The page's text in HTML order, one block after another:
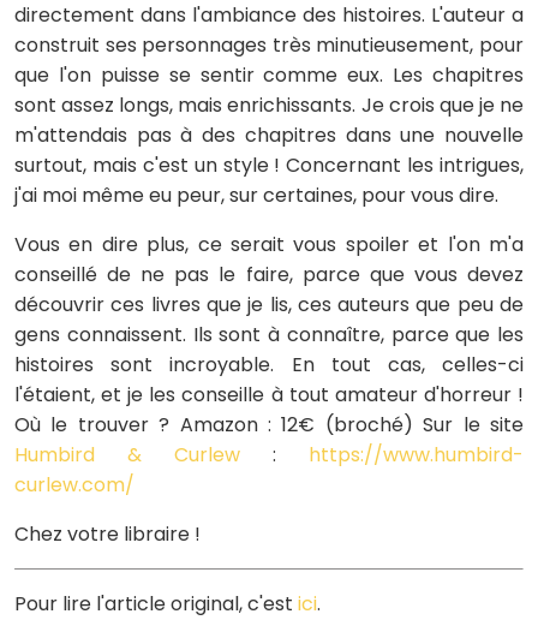
directement dans l'ambiance des histoires. L'auteur a
construit ses personnages très minutieusement, pour
que l'on puisse se sentir comme eux. Les chapitres
sont assez longs, mais enrichissants. Je crois que je ne
m'attendais pas à des chapitres dans une nouvelle
surtout, mais c'est un style ! Concernant les intrigues,
j'ai moi même eu peur, sur certaines, pour vous dire.
Vous en dire plus, ce serait vous spoiler et l'on m'a
conseillé de ne pas le faire, parce que vous devez
découvrir ces livres que je lis, ces auteurs que peu de
gens connaissent. Ils sont à connaître, parce que les
histoires sont incroyable. En tout cas, celles-ci
l'étaient, et je les conseille à tout amateur d'horreur !
Où le trouver ? Amazon : 12€ (broché) Sur le site
Humbird & Curlew : https://www.humbird-
curlew.com/
Chez votre libraire !
Pour lire l'article original, c'est ici.